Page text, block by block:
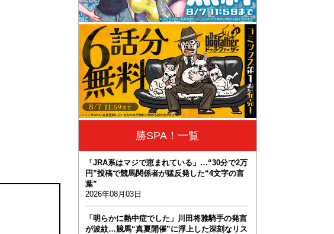
：
勝SPA！一覧
「JRA系はマジで恵まれている」…“30分で2万
円”投稿で競馬関係者が猛反発した“4文字の言
葉”
2026年08月03日
「明らかに熱中症でした」川田将雅騎手の発言
が波紋…競馬“真夏開催”に浮上した深刻なリス